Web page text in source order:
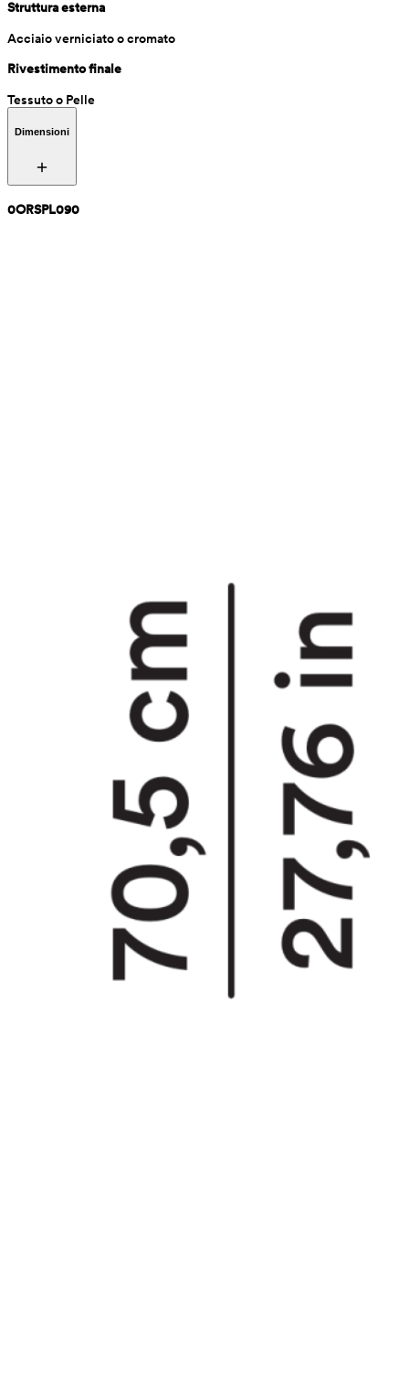
Struttura esterna
Acciaio verniciato o cromato
Rivestimento finale
Tessuto o Pelle
Dimensioni
0ORSPL090